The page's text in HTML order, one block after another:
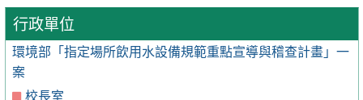
行政單位
環境部「指定場所飲用水設備規範重點宣導與稽查計畫」一
案
校長室